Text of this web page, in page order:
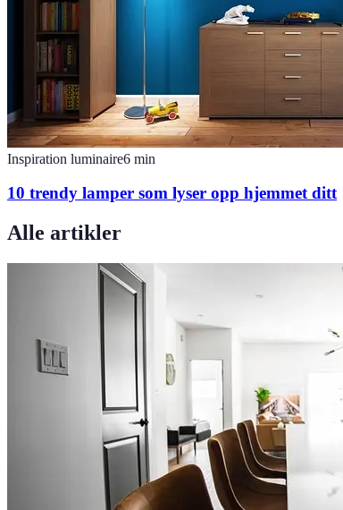
Inspiration luminaire6 min
10 trendy lamper som lyser opp hjemmet ditt
Alle artikler